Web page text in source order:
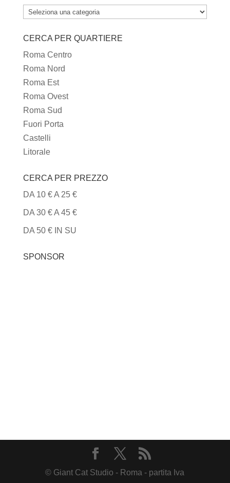
TUTTI
TIPI
DI
CUCINA
CERCA PER QUARTIERE
Roma Centro
Roma Nord
Roma Est
Roma Ovest
Roma Sud
Fuori Porta
Castelli
Litorale
CERCA PER PREZZO
DA 10 € A 25 €
DA 30 € A 45 €
DA 50 € IN SU
SPONSOR
© Giant Cat Studio - Roma - partita Iva